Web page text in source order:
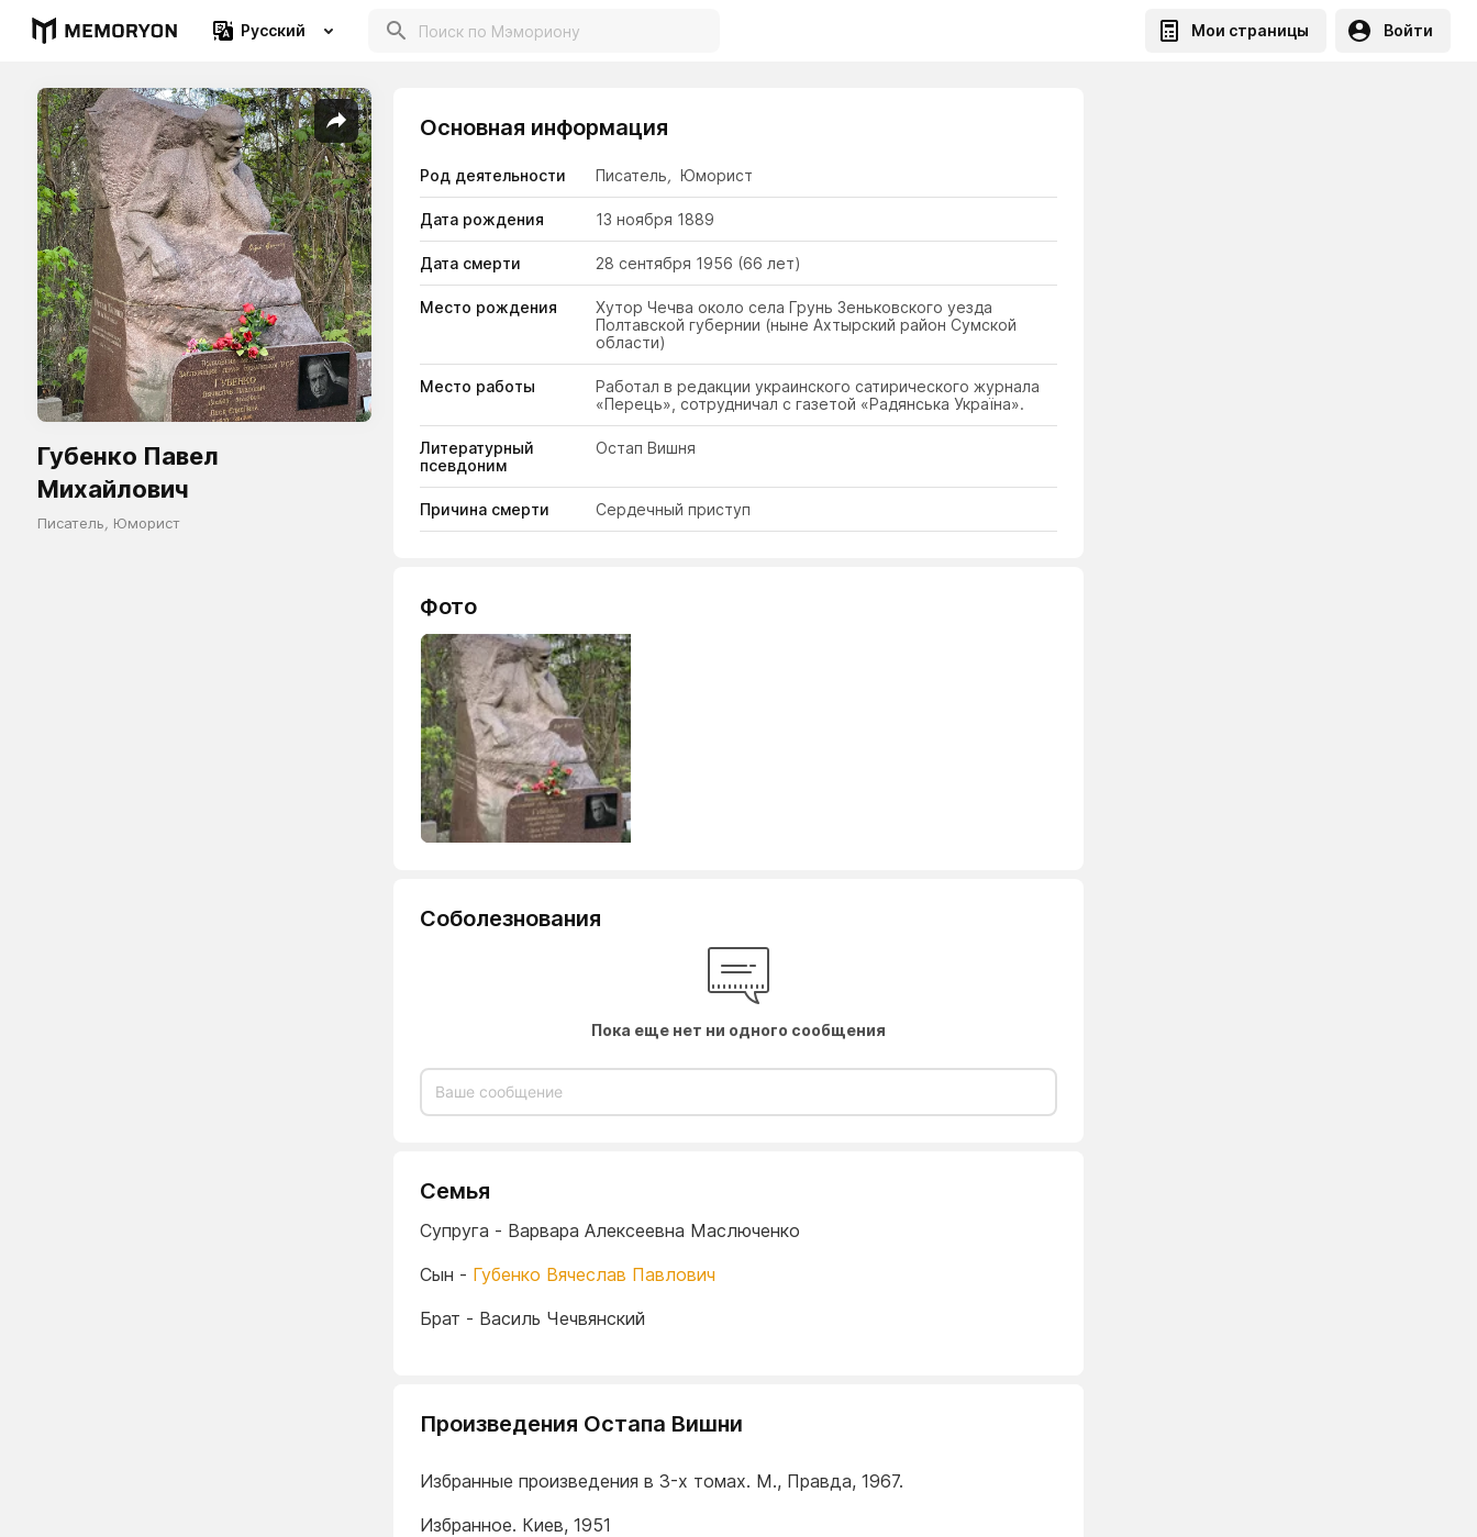
Русский Мои страницы Войти
Губенко Павел
Михайлович
Писатель, Юморист
Основная информация
Род деятельности Писатель, Юморист
Дата рождения 13 ноября 1889
Дата смерти 28 сентября 1956 (66 лет)
Место рождения
Хутор Чечва около села Грунь Зеньковского уезда
Полтавской губернии (ныне Ахтырский район Сумской
области)
Место работы
Работал в редакции украинского сатирического журнала
«Перець», сотрудничал с газетой «Радянська Україна».
Литературный
псевдоним
Остап Вишня
Причина смерти Сердечный приступ
Фото
Соболезнования
Пока еще нет ни одного сообщения
Семья
Супруга - Варвара Алексеевна Маслюченко
Сын - Губенко Вячеслав Павлович
Брат - Василь Чечвянский
Произведения Остапа Вишни
Избранные произведения в 3-х томах. М., Правда, 1967.
Избранное. Киев, 1951